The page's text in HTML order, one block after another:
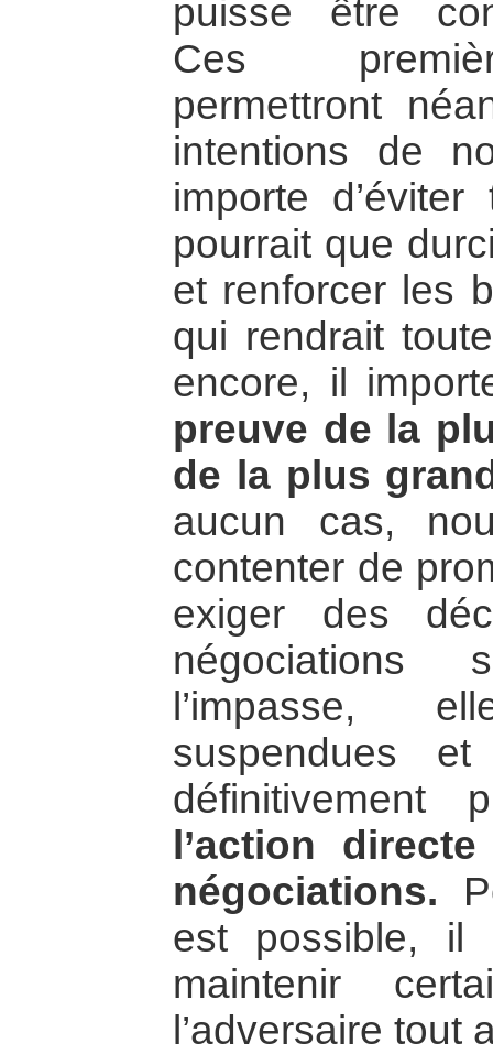
puisse être
Ces
permettront
intentions de
importe
pourrait que
et renforcer les
qui rendrait
encore, il
preuve de la
de la plus
aucun cas,
contenter de
exiger des
négociations
l’impasse,
suspendues
définitivement
l’action
négociations.
est possible, il
maintenir
l’adversaire tout